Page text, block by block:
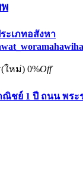
ะเภทอสังหา
ใหม่) 0%Off
ณิชย์ 1 ปี ถนน พร